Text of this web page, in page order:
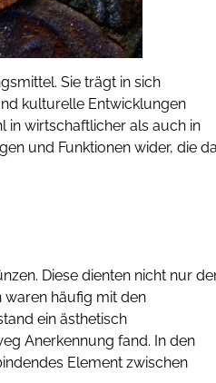
Sie trägt in sich
kulturelle Entwicklungen
in wirtschaftlicher als auch in
und Funktionen wider, die
Diese dienten nicht nur
häufig mit den
ein ästhetisch
Anerkennung fand. In den
Element zwischen